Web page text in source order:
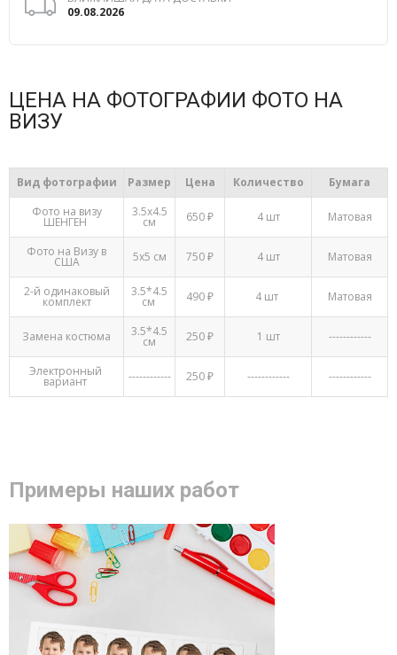
09.08.2026
ЦЕНА НА ФОТОГРАФИИ ФОТО НА
ВИЗУ
Вид фотографии Размер Цена Количество
Бумага
Фото на визу
ШЕНГЕН
3.5х4.5
см 650 ₽ 4 шт Матовая
Фото на Визу в
США 5х5 см 750 ₽ 4 шт Матовая
2-й одинаковый
комплект
3.5*4.5
см 490 ₽ 4 шт Матовая
Замена костюма 3.5*4.5
см 250 ₽ 1 шт ------------
Электронный
вариант ------------ 250 ₽ ------------ ------------
Примеры наших работ